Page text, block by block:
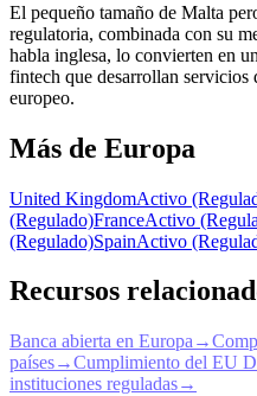
El pequeño tamaño de Malta
regulatoria, combinada con su
habla inglesa, lo convierten en
fintech que desarrollan servicios
europeo.
Más de Europa
United KingdomActivo
(Regulado)FranceActivo
(Regulado)SpainActivo
Recursos
Banca abierta en Europa →
países→Cumplimiento del EU
instituciones reguladas→